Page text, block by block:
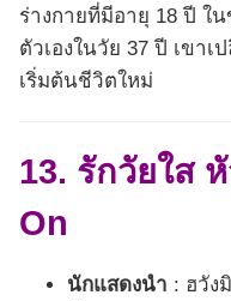
ร่างกายที่มีอายุ 18 ปี ใ
ตัวเองในวัย 37 ปี เขา
เริ่มต้นชีวิตใหม่
13. รักวัยใส
On
นักแสดงนำ : ฮวัง